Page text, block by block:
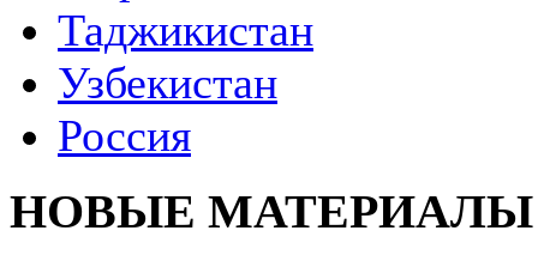
Таджикистан
Узбекистан
Россия
НОВЫЕ МАТЕРИАЛЫ